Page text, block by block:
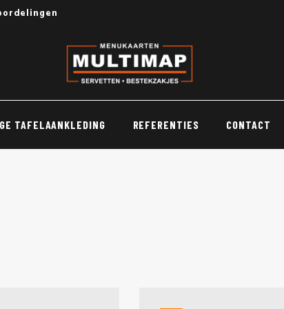
TAFELAANKLEDING REFERENTIES CONTACT